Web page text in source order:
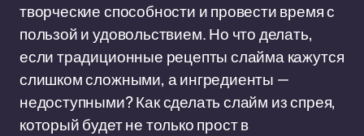
творческие способности и провести время с
пользой и удовольствием. Но что делать,
если традиционные рецепты слайма кажутся
слишком сложными, а ингредиенты —
недоступными? Как сделать слайм из спрея,
который будет не только прост в